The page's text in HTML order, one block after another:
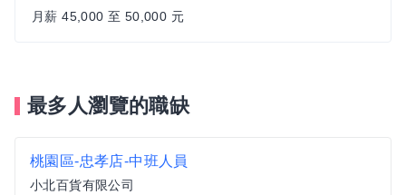
月薪 45,000 至 50,000 元
最多人瀏覽的職缺
桃園區-忠孝店-中班人員
小北百貨有限公司